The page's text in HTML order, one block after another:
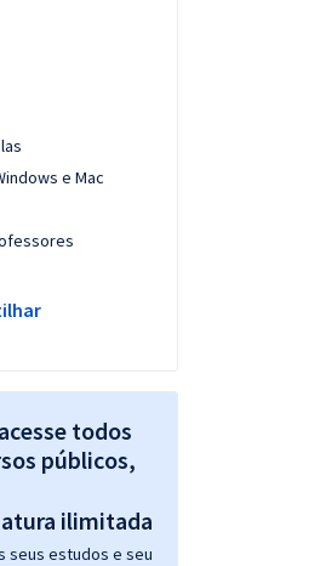
e Mac
todos
públicos,
seus estudos e seu